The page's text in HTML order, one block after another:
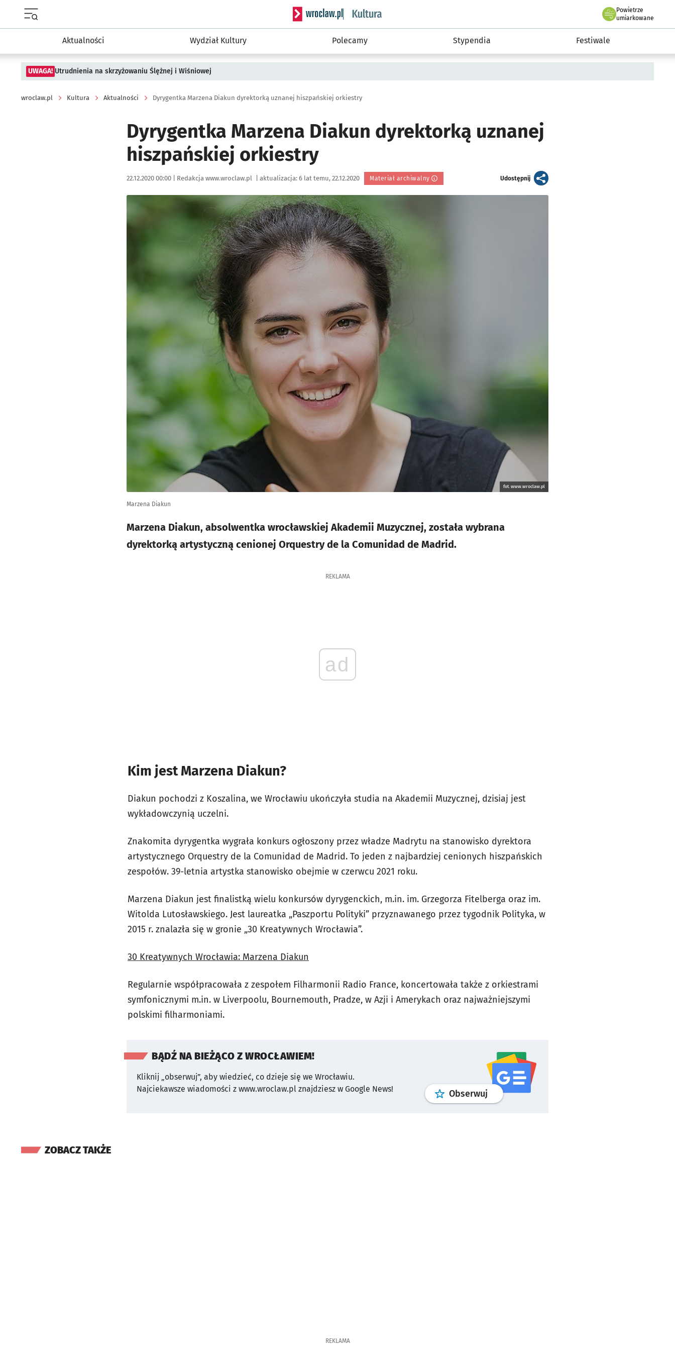
Serwis informacyjny wroclaw.pl podserwis: Kultura
Powietrze
we Wrocławiu
umiarkowane
Aktualności Wydział Kultury Polecamy Stypendia Festiwale
UWAGA! Utrudnienia na skrzyżowaniu Ślężnej i Wiśniowej
wroclaw.pl Kultura Aktualności Dyrygentka Marzena Diakun dyrektorką uznanej hiszpańskiej orkiestry
Dyrygentka Marzena Diakun dyrektorką uznanej
hiszpańskiej orkiestry
Data publikacji:
22.12.2020 00:00 | Autor:
Redakcja www.wroclaw.pl aktualizacja: 6 lat temu, 22.12.2020 Materiał archiwalny Udostępnijartykuł
Kliknij, aby powiększyć
fot. www.wroclaw.pl
Marzena Diakun
Marzena Diakun, absolwentka wrocławskiej Akademii Muzycznej, została wybrana
dyrektorką artystyczną cenionej Orquestry de la Comunidad de Madrid.
REKLAMA
ad
Kim jest Marzena Diakun?
Diakun pochodzi z Koszalina, we Wrocławiu ukończyła studia na Akademii Muzycznej, dzisiaj jest
wykładowczynią uczelni.
Znakomita dyrygentka wygrała konkurs ogłoszony przez władze Madrytu na stanowisko dyrektora
artystycznego Orquestry de la Comunidad de Madrid. To jeden z najbardziej cenionych hiszpańskich
zespołów. 39-letnia artystka stanowisko obejmie w czerwcu 2021 roku.
Marzena Diakun jest finalistką wielu konkursów dyrygenckich, m.in. im. Grzegorza Fitelberga oraz im.
Witolda Lutosławskiego. Jest laureatka „Paszportu Polityki” przyznawanego przez tygodnik Polityka, w
2015 r. znalazła się w gronie „30 Kreatywnych Wrocławia”.
30 Kreatywnych Wrocławia: Marzena Diakun
Regularnie współpracowała z zespołem Filharmonii Radio France, koncertowała także z orkiestrami
symfonicznymi m.in. w Liverpoolu, Bournemouth, Pradze, w Azji i Amerykach oraz najważniejszymi
polskimi filharmoniami.
BĄDŹ NA BIEŻĄCO Z WROCŁAWIEM!
Kliknij „obserwuj”, aby wiedzieć, co dzieje się we Wrocławiu.
Najciekawsze wiadomości z www.wroclaw.pl znajdziesz w Google News!
Obserwuj profilgoogle news
ZOBACZ TAKŻE
REKLAMA